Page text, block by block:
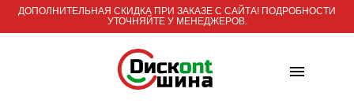
ДОПОЛНИТЕЛЬНАЯ СКИДКА ПРИ ЗАКАЗЕ С САЙТА! ПОДРОБНОСТИ
УТОЧНЯЙТЕ У МЕНЕДЖЕРОВ.